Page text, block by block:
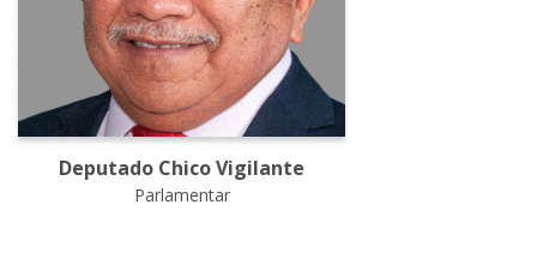
Deputado Chico Vigilante
Parlamentar